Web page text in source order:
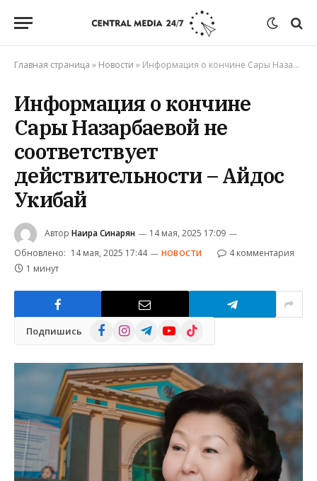
Главная страница » Новости » Информация о кончине Сары Назарбаевой не соответствует действительности – Айдос Укибай
Информация о кончине
Сары Назарбаевой не
соответствует
действительности – Айдос
Укибай
Автор Наира Синарян
14 мая, 2025 17:09
Обновлено: 14 мая, 2025 17:44 НОВОСТИ
4 комментария
1 минут
Подпишись FacebookInstagramTelegramYouTube
TikTok